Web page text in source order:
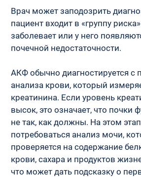
Врач может заподозрить
пациент входит в «группу
заболевает или у него
почечной недостаточности.
АКФ обычно диагностируется
анализа крови, который
креатинина. Если уровень
высок, это означает, что почки
не так, как должны. На этом
потребоваться анализ мочи,
проверяется на содержание
крови, сахара и продуктов
что может дать подсказку о